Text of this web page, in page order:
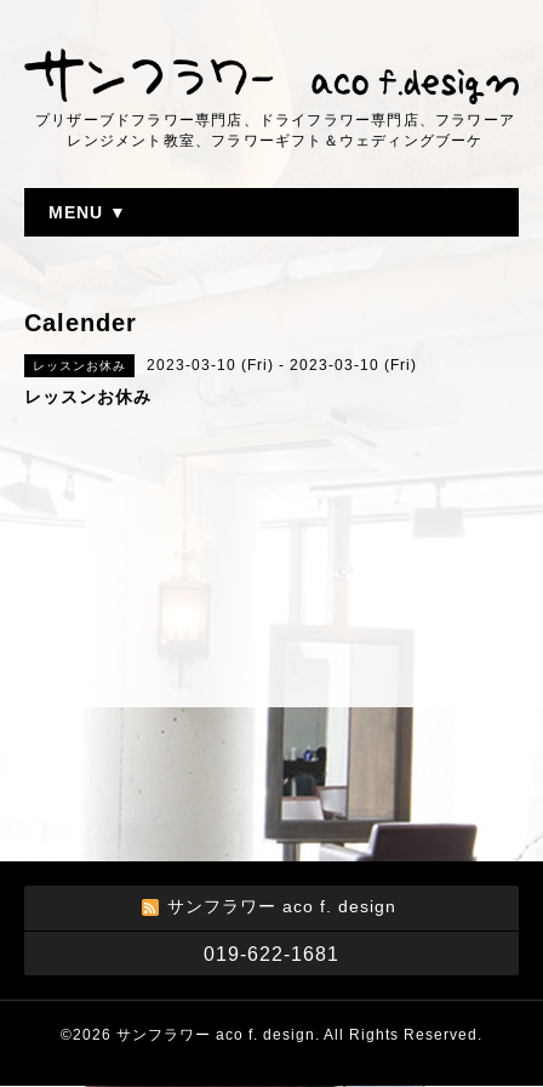
プリザーブドフラワー専門店、ドライフラワー専門店、フラワーア
レンジメント教室、フラワーギフト＆ウェディングブーケ
MENU ▼
Calender
レッスンお休み 2023-03-10 (Fri) - 2023-03-10 (Fri)
レッスンお休み
サンフラワー aco f. design
019-622-1681
©2026 サンフラワー aco f. design . All Rights Reserved.